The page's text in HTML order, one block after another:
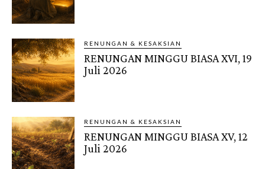
RENUNGAN & KESAKSIAN
RENUNGAN MINGGU BIASA XVI, 19
Juli 2026
RENUNGAN & KESAKSIAN
RENUNGAN MINGGU BIASA XV, 12
Juli 2026